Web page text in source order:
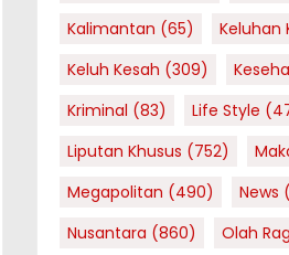
Kalimantan (65) Keluhan
Keluh Kesah (309)
Kriminal (83) Life Style
Liputan Khusus (752)
Megapolitan (490) News
Nusantara (860) Olah